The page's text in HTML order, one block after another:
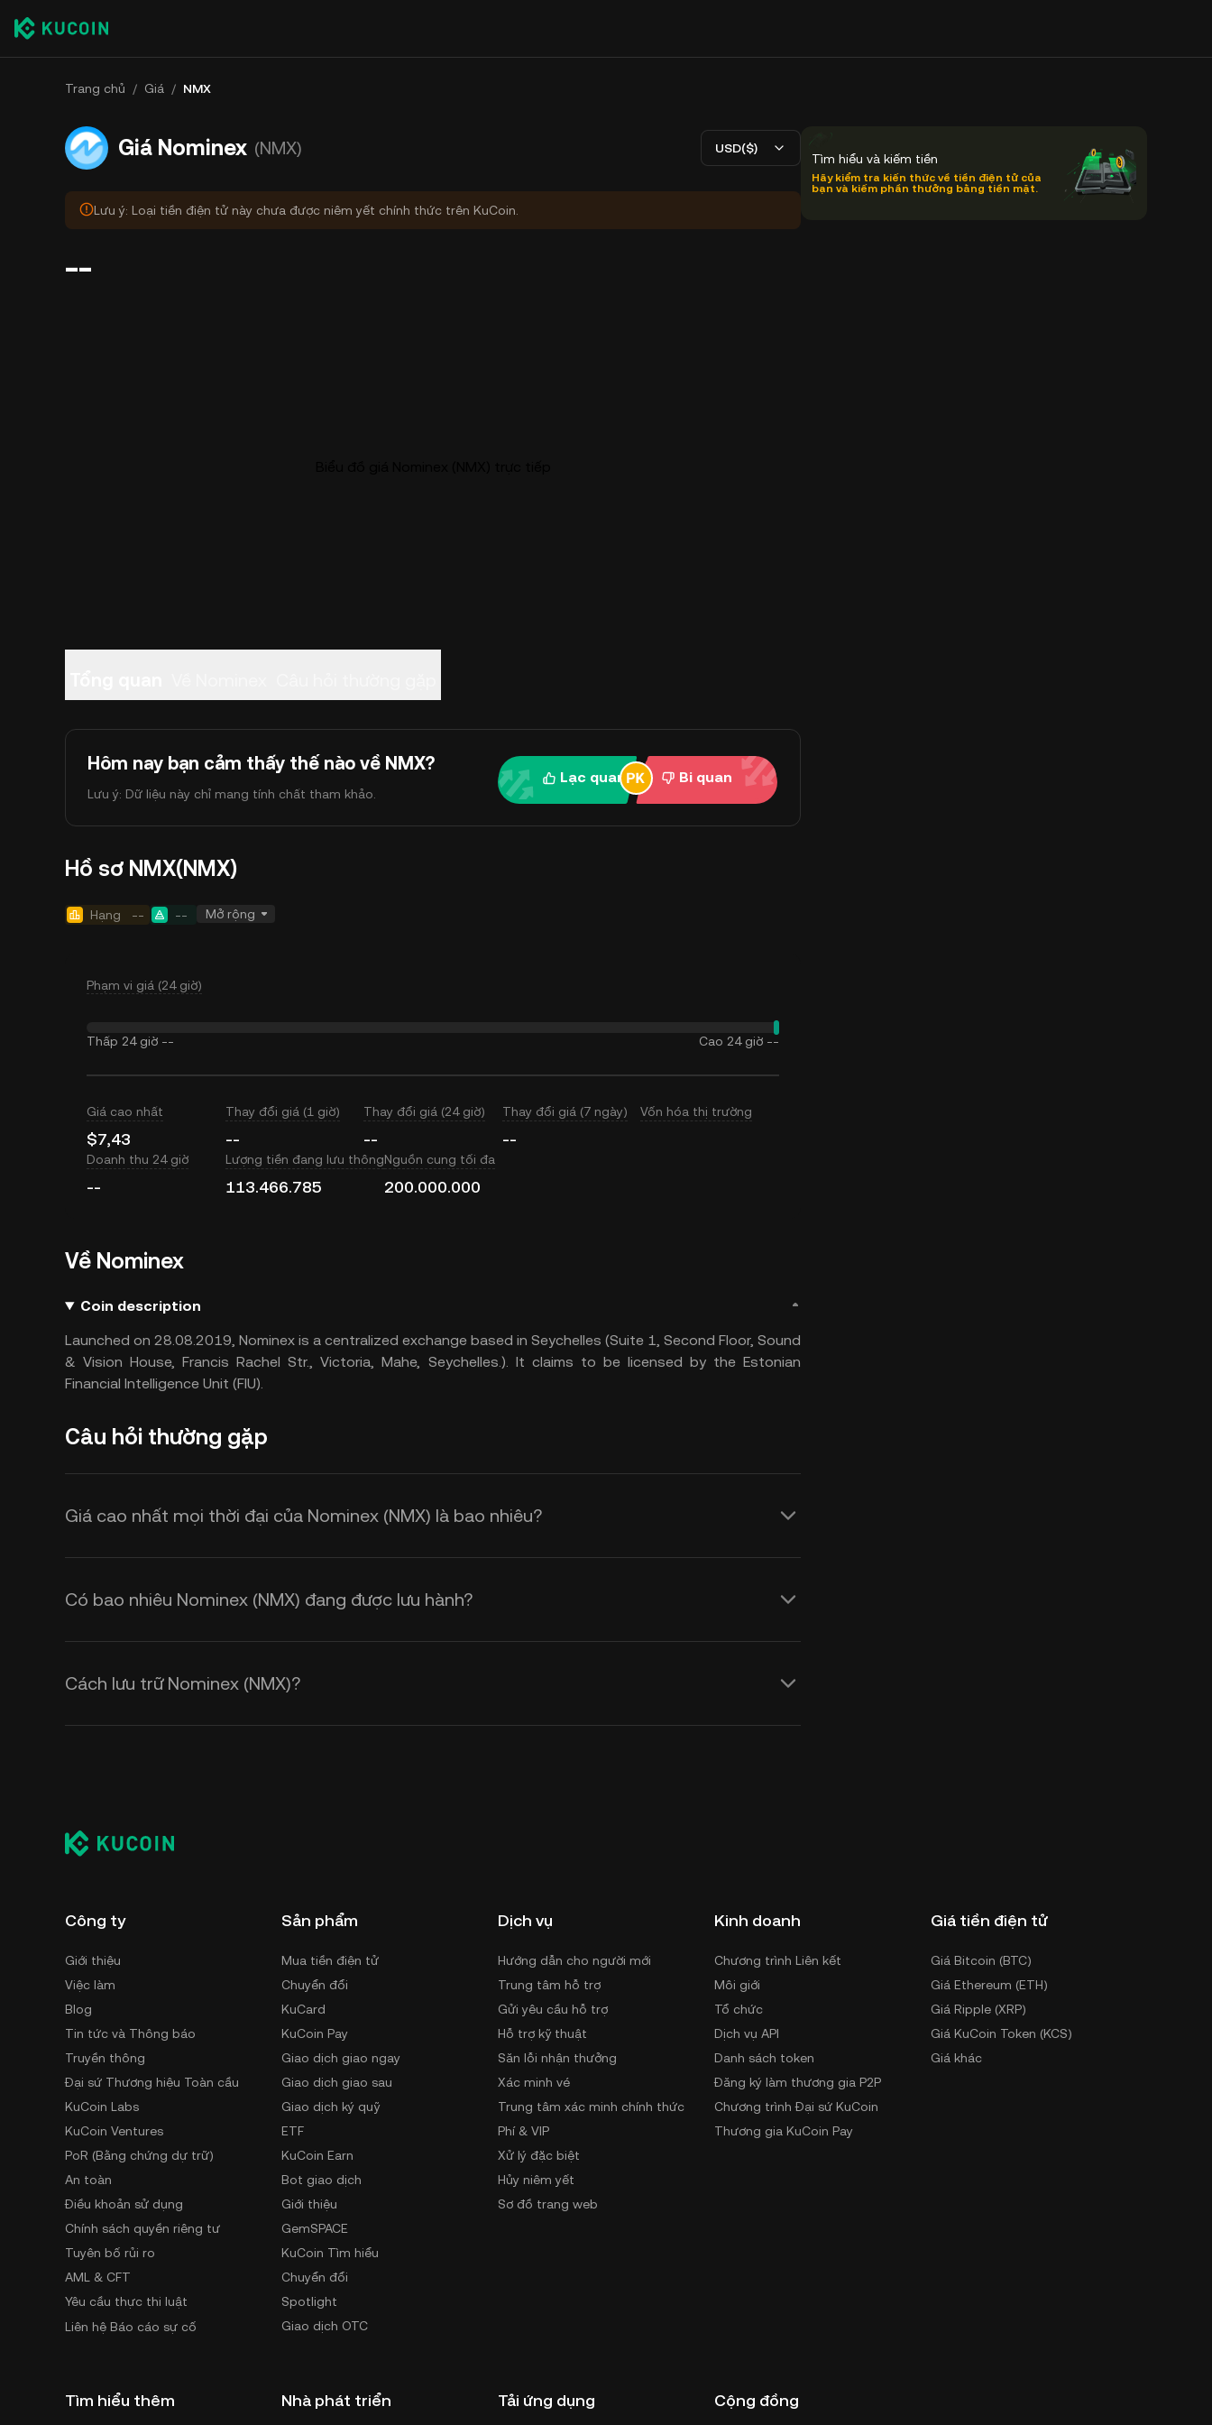
Trang chủ / Giá / NMX
Giá Nominex (NMX) USD($)
Lưu ý: Loại tiền điện tử này chưa được niêm yết chính thức trên KuCoin.
--
Hôm nay bạn cảm thấy thế nào về NMX?
Lưu ý: Dữ liệu này chỉ mang tính chất tham khảo.
Lạc quan Bi quan
Hồ sơ NMX(NMX)
Hạng -- -- Mở rộng
Phạm vi giá (24 giờ)
Thấp 24 giờ -- Cao 24 giờ --
Giá cao nhất
$7,43
Thay đổi giá (1 giờ)
--
Thay đổi giá (24 giờ)
--
Thay đổi giá (7 ngày)
--
Vốn hóa thị trường
Doanh thu 24 giờ
--
Lượng tiền đang lưu thông
113.466.785
Nguồn cung tối đa
200.000.000
Về Nominex
Coin description
Launched on 28.08.2019, Nominex is a centralized exchange based in Seychelles (Suite 1, Second Floor, Sound
& Vision House, Francis Rachel Str., Victoria, Mahe, Seychelles.). It claims to be licensed by the Estonian
Financial Intelligence Unit (FIU).
Câu hỏi thường gặp
Giá cao nhất mọi thời đại của Nominex (NMX) là bao nhiêu?
Có bao nhiêu Nominex (NMX) đang được lưu hành?
Cách lưu trữ Nominex (NMX)?
Tìm hiểu và kiếm tiền
Hãy kiểm tra kiến thức về tiền điện tử của
bạn và kiếm phần thưởng bằng tiền mặt.
Công ty
Giới thiệu
Việc làm
Blog
Tin tức và Thông báo
Truyền thông
Đại sứ Thương hiệu Toàn cầu
KuCoin Labs
KuCoin Ventures
PoR (Bằng chứng dự trữ)
An toàn
Điều khoản sử dụng
Chính sách quyền riêng tư
Tuyên bố rủi ro
AML & CFT
Yêu cầu thực thi luật
Liên hệ Báo cáo sự cố
Sản phẩm
Mua tiền điện tử
Chuyển đổi
KuCard
KuCoin Pay
Giao dịch giao ngay
Giao dịch giao sau
Giao dịch ký quỹ
ETF
KuCoin Earn
Bot giao dịch
Giới thiệu
GemSPACE
KuCoin Tìm hiểu
Chuyển đổi
Spotlight
Giao dịch OTC
Dịch vụ
Hướng dẫn cho người mới
Trung tâm hỗ trợ
Gửi yêu cầu hỗ trợ
Hỗ trợ kỹ thuật
Săn lỗi nhận thưởng
Xác minh vé
Trung tâm xác minh chính thức
Phí & VIP
Xử lý đặc biệt
Hủy niêm yết
Sơ đồ trang web
Kinh doanh
Chương trình Liên kết
Môi giới
Tổ chức
Dịch vụ API
Danh sách token
Đăng ký làm thương gia P2P
Chương trình Đại sứ KuCoin
Thương gia KuCoin Pay
Giá tiền điện tử
Giá Bitcoin (BTC)
Giá Ethereum (ETH)
Giá Ripple (XRP)
Giá KuCoin Token (KCS)
Giá khác
Tìm hiểu thêm Nhà phát triển Tải ứng dụng Cộng đồng